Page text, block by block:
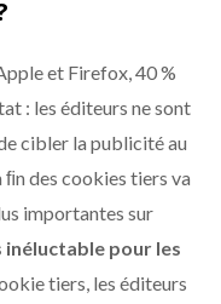
et Firefox, 40 %
: les éditeurs ne sont
cibler la publicité au
des cookies tiers va
importantes sur
inéluctable pour les
tiers, les éditeurs